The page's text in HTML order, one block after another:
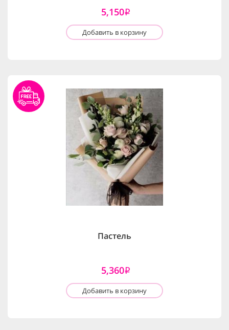
5,150i
Добавить в корзину
Пастель
5,360i
Добавить в корзину